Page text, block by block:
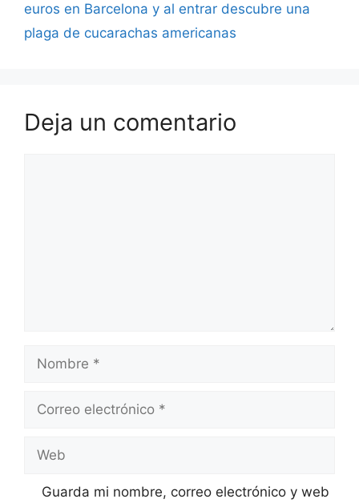
euros en Barcelona y al entrar descubre una
plaga de cucarachas americanas
Deja un comentario
Nombre
Correo
Web
Guarda mi nombre, correo electrónico y web